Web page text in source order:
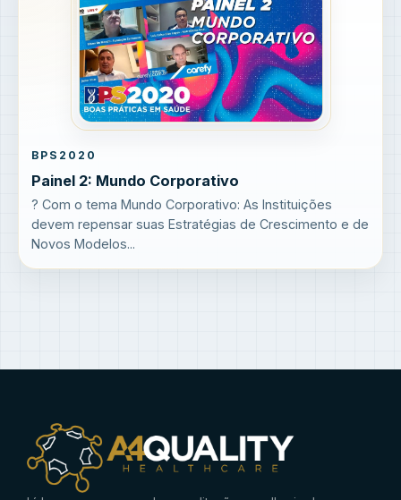
BPS2020
Painel 2: Mundo Corporativo
? Com o tema Mundo Corporativo: As Instituições
devem repensar suas Estratégias de Crescimento e de
Novos Modelos...